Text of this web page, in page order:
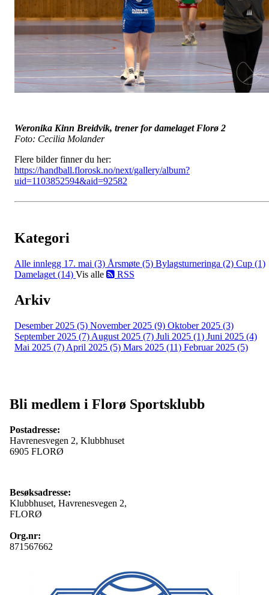
Weronika Kinn Breidvik, trener for damelaget Florø 2
Foto: Cecilia Molander
Flere bilder finner du her:
https://handball.florosk.no/next/gallery/album?
uid=1103852594&aid=92582
Kategori
Alle innlegg 17. mai (3) Årsmøte (5) Bylagsturneringa (2) Cup (1)
Damelaget (14) Vis alle RSS
Arkiv
Desember 2025 (5) November 2025 (9) Oktober 2025 (3)
September 2025 (7) August 2025 (7) Juli 2025 (1) Juni 2025 (4)
Mai 2025 (7) April 2025 (5) Mars 2025 (11) Februar 2025 (5)
Bli medlem i Florø Sportsklubb
Postadresse:
Havrenesvegen 2, Klubbhuset
6905 FLORØ
Besøksadresse:
Klubbhuset, Havrenesvegen 2,
FLORØ
Org.nr:
871567662